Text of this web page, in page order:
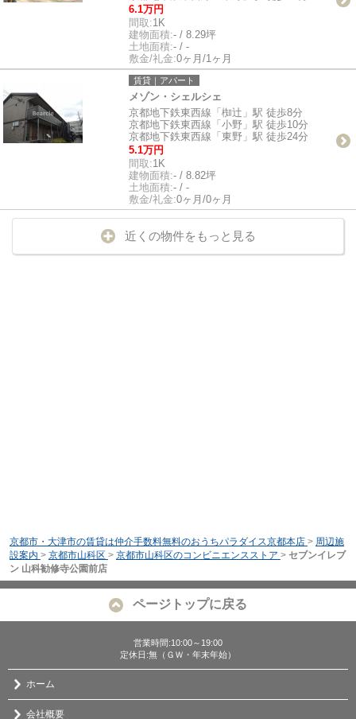
6.1万円
間取:1K
建物面積:- / 8.29坪
土地面積:- / -
敷金/礼金:0ヶ月/1ヶ月
賃貸｜アパート
メゾン・シェルシェ
京都地下鉄東西線「椥辻」駅 徒歩8分
京都地下鉄東西線「小野」駅 徒歩10分
京都地下鉄東西線「東野」駅 徒歩24分
5.1万円
間取:1K
建物面積:- / 8.82坪
土地面積:- / -
敷金/礼金:0ヶ月/0ヶ月
近くの物件をもっと見る
京都市・大津市の賃貸は仲介手数料無料のおうちパラダイス京都本店 > 周辺施
設案内 > 京都市山科区 > 京都市山科区のコンビニエンスストア > セブンイレブ
ン 山科勧修寺公園前店
ページトップに戻る
営業時間:10:00～19:00
定休日:無（ＧＷ・年末年始）
ホーム
会社概要